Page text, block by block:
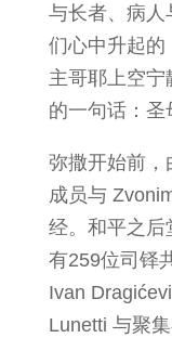
与长者、病人
们心中升起的
主哥耶上空
的一句话：圣
弥撒开始前，
成员与
经。和平之后
有259位司铎
Ivan
Lunetti 与聚